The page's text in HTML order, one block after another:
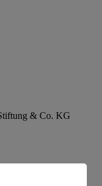
& Co. KG